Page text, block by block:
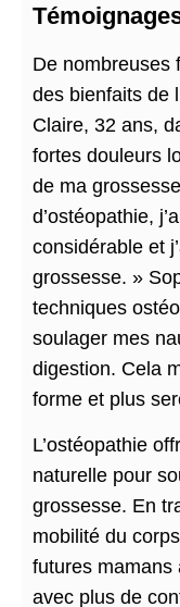
De nombreuses
des bienfaits de
Claire, 32 ans,
fortes douleurs
de ma
d’ostéopathie,
considérable et
grossesse. »
techniques
soulager mes
digestion. Cela
forme et plus
L’ostéopathie
naturelle pour
grossesse. En
mobilité du
futures mamans
avec plus de